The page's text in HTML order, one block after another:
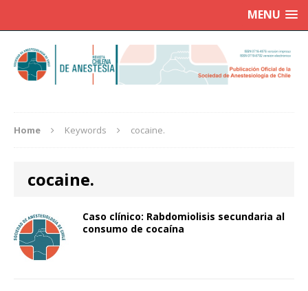
MENU
Home Keywords cocaine.
cocaine.
Caso clínico: Rabdomiolisis secundaria al
consumo de cocaína